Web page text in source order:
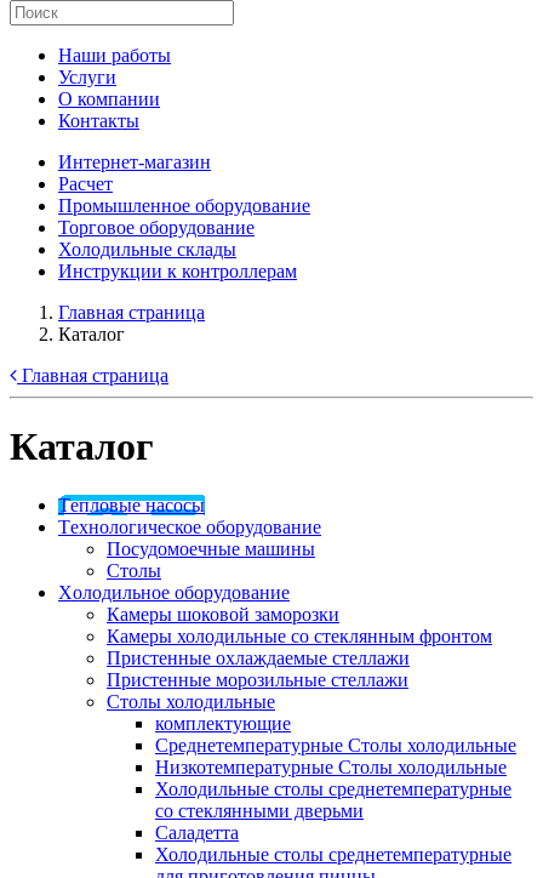
Наши работы
Услуги
О компании
Контакты
Интернет-магазин
Расчет
Промышленное оборудование
Торговое оборудование
Холодильные склады
Инструкции к контроллерам
Главная страница
Каталог
Главная страница
Каталог
Tепловые насосы
Tехнологическое оборудование
Посудомоечные машины
Столы
Xолодильное оборудование
Камеры шоковой заморозки
Камеры холодильные со стеклянным фронтом
Пристенные охлаждаемые стеллажи
Пристенные морозильные стеллажи
Столы холодильные
комплектующие
Среднетемпературные Столы холодильные
Низкотемпературные Столы холодильные
Холодильные столы среднетемпературные
со стеклянными дверьми
Саладетта
Холодильные столы среднетемпературные